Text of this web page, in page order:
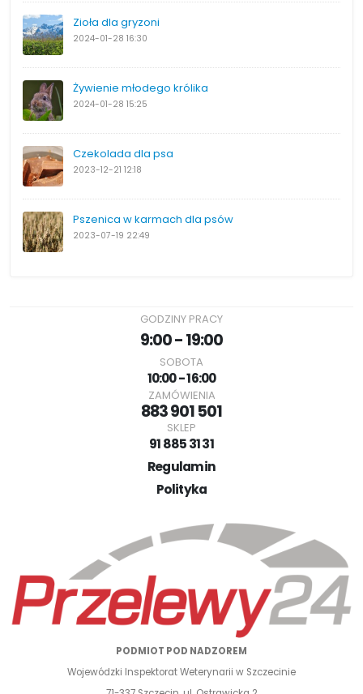
Zioła dla gryzoni
2024-01-28 16:30
Żywienie młodego królika
2024-01-28 15:25
Czekolada dla psa
2023-12-21 12:18
Pszenica w karmach dla psów
2023-07-19 22:49
GODZINY PRACY
9:00 - 19:00
SOBOTA
10:00 - 16:00
ZAMÓWIENIA
883 901 501
SKLEP
91 885 31 31
Regulamin
Polityka
PODMIOT POD NADZOREM
Wojewódzki Inspektorat Weterynarii w Szczecinie